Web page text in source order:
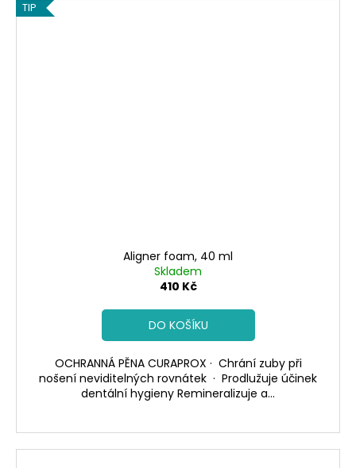
TIP
Aligner foam, 40 ml
Skladem
410 Kč
DO KOŠÍKU
OCHRANNÁ PĚNA CURAPROX · Chrání zuby při
nošení neviditelných rovnátek · Prodlužuje účinek
dentální hygieny Remineralizuje a...